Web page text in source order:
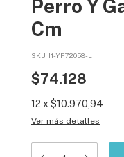
Perro Y
Cm
SKU: I1-YF72058-L
$74.128
12 x $10.970,94
Ver más detalles